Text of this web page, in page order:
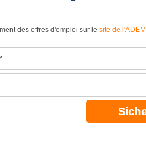
des offres d'emploi sur lesite de l'ADEM